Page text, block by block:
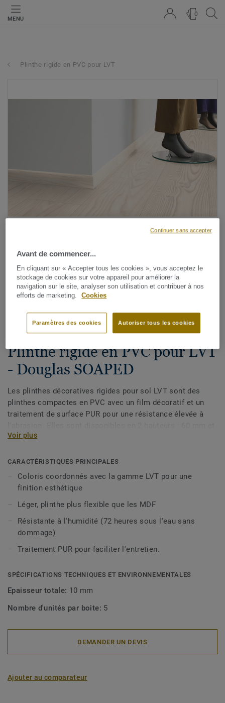
MENU
0
Plinthe rigide en PVC pour LVT
Voir tous les décors (175)
Plinthes, angles & profilés
Plinthe rigide en PVC pour LVT
- Douglas SOAPED
Les plinthes décoratives rigides pour sol LVT sont des
plinthes compactes en PVC avec un film décoratif et un
traitement de surface PUR pour une résistance élevée à
80 mm (gamme Ultimate) et ont des couleurs coordonnées
décoratives sont compatibles avec tous nos revêtements
LVT (à coller, à cliquer et en pose libre).
Voir plus
CARACTÉRISTIQUES PRINCIPALES
Coloris coordonnés avec la gamme LVT pour une
finition esthétique
Léger, plinthe plus flexible que les MDF
Résistante à l'humidité (72 heures sous l'eau sans
dommage)
Traitement PUR pour faciliter l'entretien.
SPÉCIFICATIONS TECHNIQUES ET ENVIRONNEMENTALES
Epaisseur totale: 10 mm
Nombre d'unités par boite: 5
DEMANDER UN DEVIS
Ajouter au comparateur
Avant de commencer...
En cliquant sur « Accepter tous les cookies », vous acceptez le
stockage de cookies sur votre appareil pour améliorer la
navigation sur le site, analyser son utilisation et contribuer à nos
efforts de marketing.
Cookies
Autoriser tous les cookies
Paramètres des cookies
Continuer sans accepter